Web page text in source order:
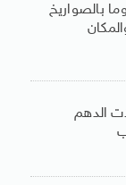
بالصواريخ
الدهم